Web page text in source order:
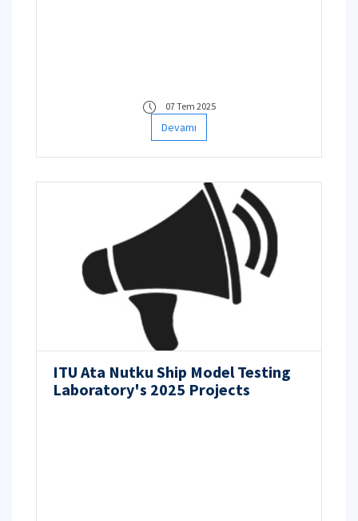
07 Tem 2025
Devamı
ITU Ata Nutku Ship Model Testing
Laboratory's 2025 Projects